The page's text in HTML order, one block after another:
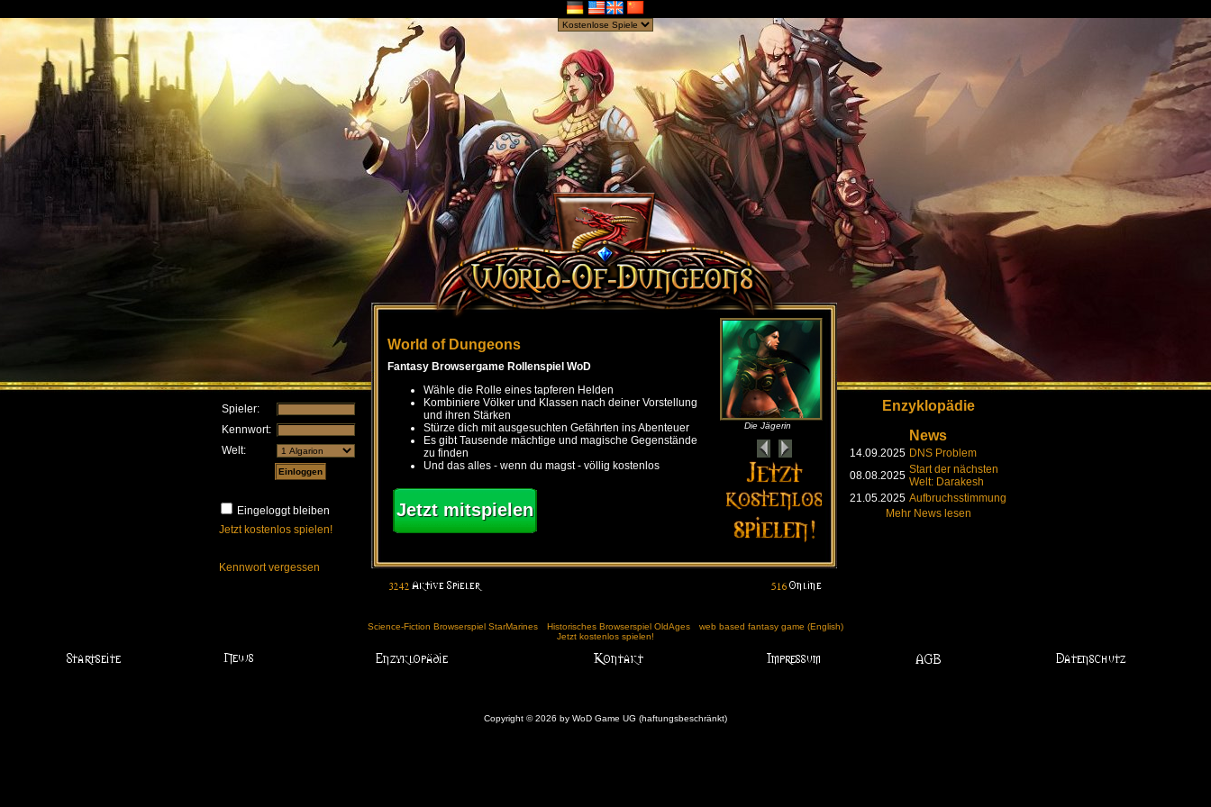
Spieler:
Kennwort:
Welt:
Eingeloggt bleiben
Jetzt kostenlos spielen!
Kennwort vergessen
World of Dungeons
Fantasy Browsergame Rollenspiel WoD
Wähle die Rolle eines tapferen Helden
Kombiniere Völker und Klassen nach deiner Vorstellung
und ihren Stärken
Stürze dich mit ausgesuchten Gefährten ins Abenteuer
Es gibt Tausende mächtige und magische Gegenstände
zu finden
Und das alles - wenn du magst - völlig kostenlos
Jetzt mitspielen
Die Jägerin
Enzyklopädie
News
14.09.2025 DNS Problem
08.08.2025 Start der nächsten
Welt: Darakesh
21.05.2025 Aufbruchsstimmung
Mehr News lesen
Science-Fiction Browserspiel StarMarines Historisches Browserspiel OldAges
web based fantasy game (English)
Jetzt kostenlos spielen!
Copyright © 2026 by WoD Game UG (haftungsbeschränkt)